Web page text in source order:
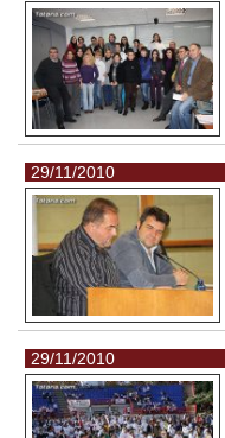
29/11/2010
29/11/2010